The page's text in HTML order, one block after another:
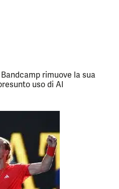
rimuove la sua
uso di AI